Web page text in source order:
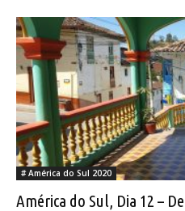
# América do Sul 2020
América do Sul, Dia 12 –